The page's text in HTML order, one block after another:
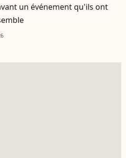
un événement qu'ils ont